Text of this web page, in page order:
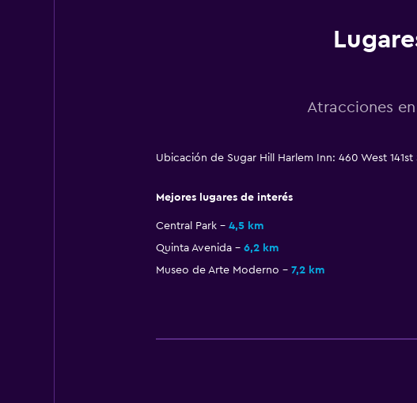
Atracciones
Ubicación de Sugar Hill Harlem Inn: 460 West 141st
Mejores lugares de interés
Central Park 4,5 km
Quinta Avenida
6,2 km
Museo de Arte Moderno
7,2 km